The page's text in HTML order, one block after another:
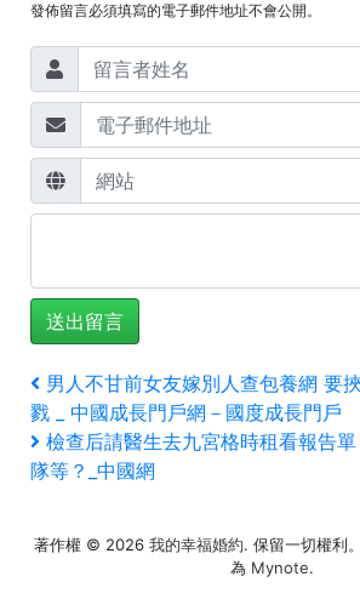
發佈留言必須填寫的電子郵件地址不會公開。
文
章
導
覽
上
一
篇
文
男人不甘前女友嫁別人查包養網 要
戮 _ 中國成長門戶網－國度成長門戶
下
一
章
檢查后請醫生去九宮格時租看報告
隊等？_中國網
著作權 © 2026 我的幸福婚約. 保留一切權利
為 Mynote.